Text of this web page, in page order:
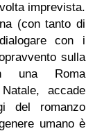
imprevista.
(con tanto di
con i
sulla
una Roma
accade
del romanzo
umano è